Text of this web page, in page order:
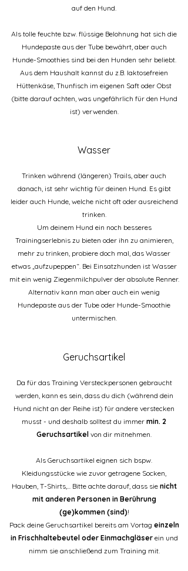
auf den Hund.
Als tolle feuchte bzw. flüssige Belohnung hat sich die
Hundepaste aus der Tube bewährt, aber auch
Hunde-Smoothies sind bei den Hunden sehr beliebt.
Aus dem Haushalt kannst du z.B. laktosefreien
Hüttenkäse, Thunfisch im eigenen Saft oder Obst
(bitte darauf achten, was ungefährlich für den Hund
ist) verwenden.
Wasser
Trinken während (längeren) Trails, aber auch
danach, ist sehr wichtig für deinen Hund. Es gibt
leider auch Hunde, welche nicht oft oder ausreichend
trinken.
Um deinem Hund ein noch besseres
Trainingserlebnis zu bieten oder ihn zu animieren,
mehr zu trinken, probiere doch mal, das Wasser
etwas „aufzupeppen“. Bei Einsatzhunden ist Wasser
mit ein wenig Ziegenmilchpulver der absolute Renner.
Alternativ kann man aber auch ein wenig
Hundepaste aus der Tube oder Hunde-Smoothie
untermischen.
Geruchsartikel
Da für das Training Versteckpersonen gebraucht
werden, kann es sein, dass du dich (während dein
Hund nicht an der Reihe ist) für andere verstecken
musst - und deshalb solltest du immer min. 2
Geruchsartikel von dir mitnehmen.
Als Geruchsartikel eignen sich bspw.
Kleidungsstücke wie zuvor getragene Socken,
Hauben, T-Shirts,... Bitte achte darauf, dass sie nicht
mit anderen Personen in Berührung
(ge)kommen (sind)!
Pack deine Geruchsartikel bereits am Vortag einzeln
in Frischhaltebeutel oder Einmachgläserein und
nimm sie anschließend zum Training mit.